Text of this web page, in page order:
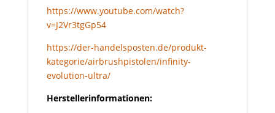
https://www.youtube.com/watch?
v=J2Vr3tgGp54
https://der-handelsposten.de/produkt-
kategorie/airbrushpistolen/infinity-
evolution-ultra/
Herstellerinformationen: